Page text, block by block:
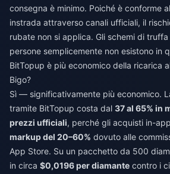
consegna è minimo. Poiché è conforme
instrada attraverso canali ufficiali, il
rubate non si applica. Gli schemi di
persone semplicemente non esistono in
BitTopup è più economico della ricarica
Bigo?
Sì — significativamente più economico.
tramite BitTopup costa dal 37 al 65% in
prezzi ufficiali, perché gli acquisti in-
markup del 20–60% dovuto alle
App Store. Su un pacchetto da 500
in circa $0,0196 per diamante contro i